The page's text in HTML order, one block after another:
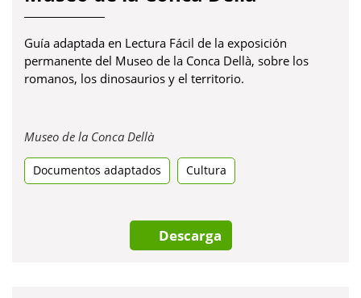
Guía adaptada en Lectura Fácil de la exposición
permanente del Museo de la Conca Dellà, sobre los
romanos, los dinosaurios y el territorio.
Museo de la Conca DellàObre
una
pestanya
Documentos adaptados Cultura
Descarga